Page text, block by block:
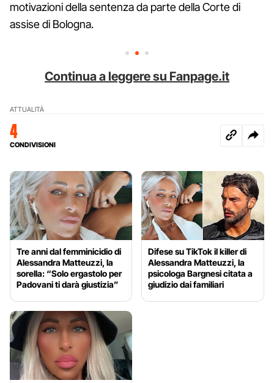
motivazioni della sentenza da parte della Corte di
assise di Bologna.
Continua a leggere su Fanpage.it
ATTUALITÀ
4
CONDIVISIONI
Tre anni dal femminicidio di
Alessandra Matteuzzi, la
sorella: “Solo ergastolo per
Padovani ti darà giustizia”
Difese su TikTok il killer di
Alessandra Matteuzzi, la
psicologa Bargnesi citata a
giudizio dai familiari